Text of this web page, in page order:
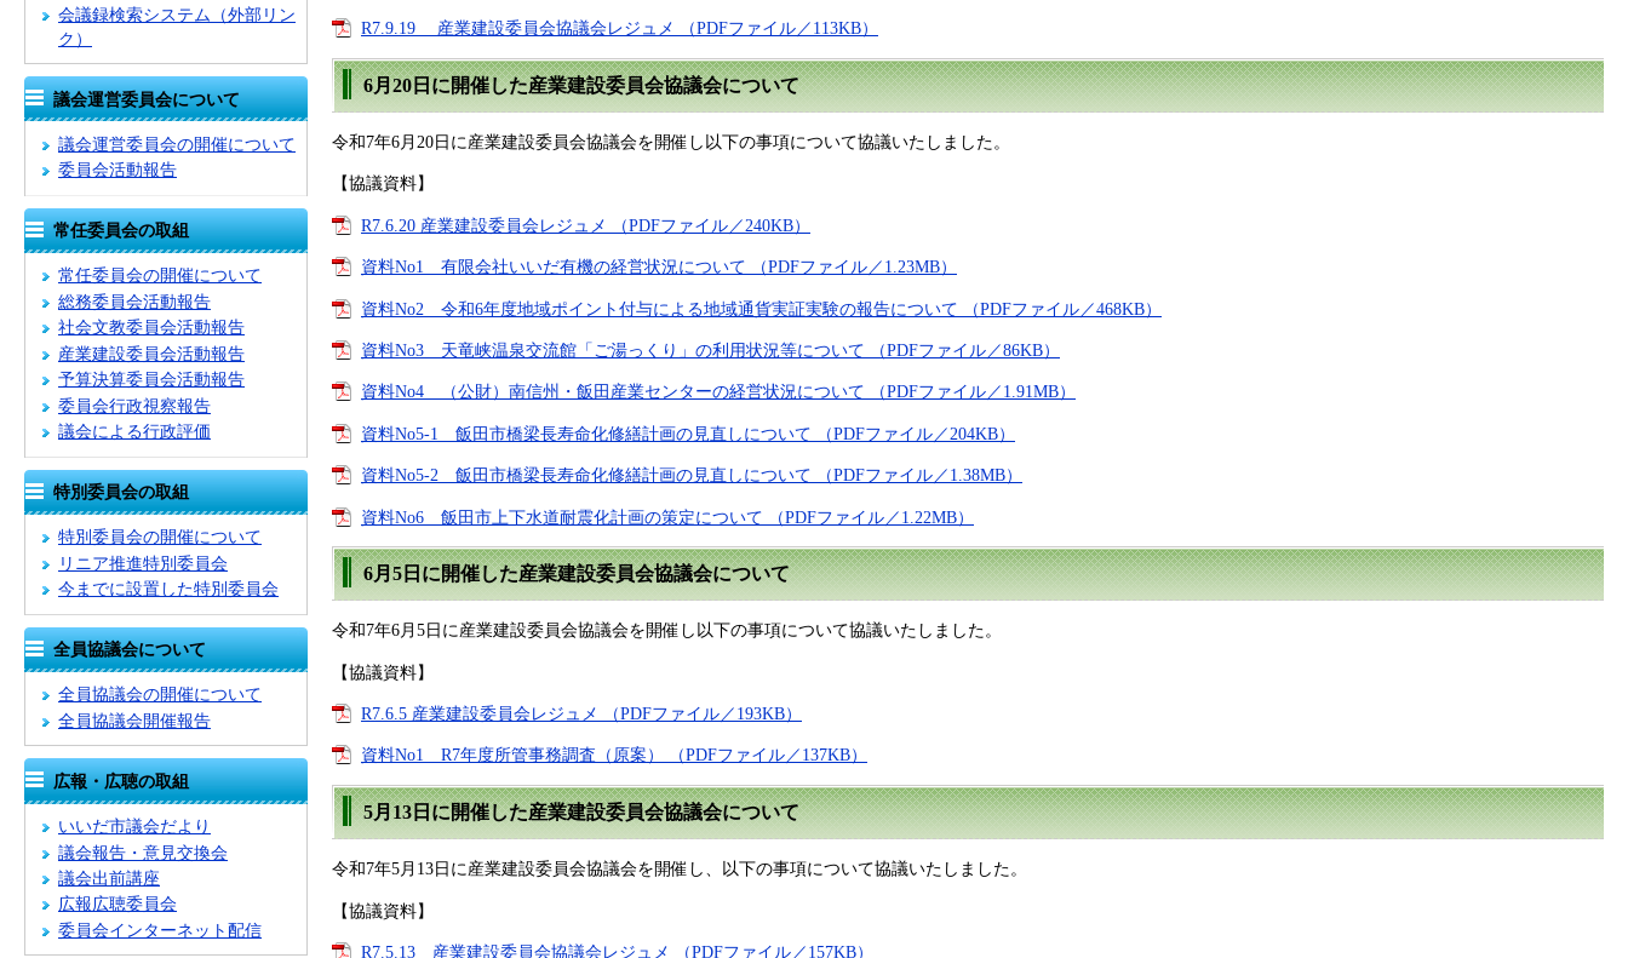
会議録検索システム （外部リン
ク）
議会運営委員会について
議会運営委員会の開催について
委員会活動報告
常任委員会の取組
常任委員会の開催について
総務委員会活動報告
社会文教委員会活動報告
産業建設委員会活動報告
予算決算委員会活動報告
委員会行政視察報告
議会による行政評価
特別委員会の取組
特別委員会の開催について
リニア推進特別委員会
今までに設置した特別委員会
全員協議会について
全員協議会の開催について
全員協議会開催報告
広報・広聴の取組
いいだ市議会だより
議会報告・意見交換会
議会出前講座
広報広聴委員会
委員会インターネット配信
R7.9.19 産業建設委員会協議会レジュメ （PDFファイル／113KB）
6月20日に開催した産業建設委員会協議会について
令和7年6月20日に産業建設委員会協議会を開催し以下の事項について協議いたしました。
【協議資料】
R7.6.20 産業建設委員会レジュメ （PDFファイル／240KB）
資料No1 有限会社いいだ有機の経営状況について （PDFファイル／1.23MB）
資料No2 令和6年度地域ポイント付与による地域通貨実証実験の報告について （PDFファイル／468KB）
資料No3 天竜峡温泉交流館「ご湯っくり」の利用状況等について （PDFファイル／86KB）
資料No4 （公財）南信州・飯田産業センターの経営状況について （PDFファイル／1.91MB）
資料No5-1 飯田市橋梁長寿命化修繕計画の見直しについて （PDFファイル／204KB）
資料No5-2 飯田市橋梁長寿命化修繕計画の見直しについて （PDFファイル／1.38MB）
資料No6 飯田市上下水道耐震化計画の策定について （PDFファイル／1.22MB）
6月5日に開催した産業建設委員会協議会について
令和7年6月5日に産業建設委員会協議会を開催し以下の事項について協議いたしました。
【協議資料】
R7.6.5 産業建設委員会レジュメ （PDFファイル／193KB）
資料No1 R7年度所管事務調査（原案） （PDFファイル／137KB）
5月13日に開催した産業建設委員会協議会について
令和7年5月13日に産業建設委員会協議会を開催し、以下の事項について協議いたしました。
【協議資料】
R7.5.13 産業建設委員会協議会レジュメ （PDFファイル／157KB）